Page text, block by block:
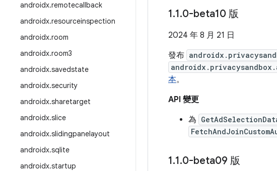
androidx.remotecallback
androidx.resourceinspection
androidx.room
androidx.room3
androidx.savedstate
androidx.security
androidx.sharetarget
androidx.slice
androidx.slidingpanelayout
androidx.sqlite
androidx.startup
1.1.0-beta10 版
2024 年 8 月 21 日
發布
本。
API 變更
為
1.1.0-beta09 版